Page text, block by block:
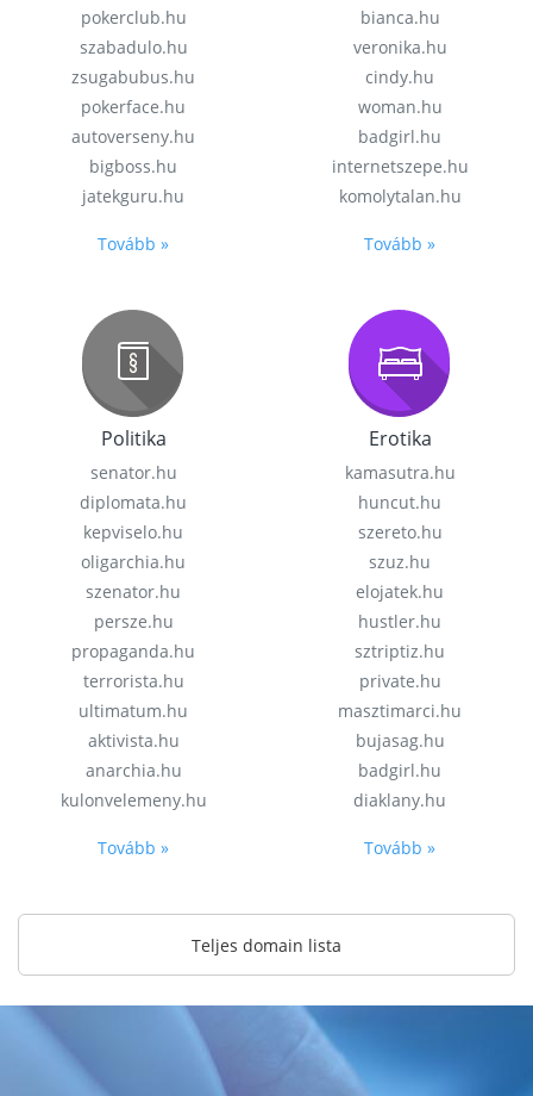
pokerclub.hu
szabadulo.hu
zsugabubus.hu
pokerface.hu
autoverseny.hu
bigboss.hu
jatekguru.hu
Tovább »
bianca.hu
veronika.hu
cindy.hu
woman.hu
badgirl.hu
internetszepe.hu
komolytalan.hu
Tovább »
Politika
senator.hu
diplomata.hu
kepviselo.hu
oligarchia.hu
szenator.hu
persze.hu
propaganda.hu
terrorista.hu
ultimatum.hu
aktivista.hu
anarchia.hu
kulonvelemeny.hu
Tovább »
Erotika
kamasutra.hu
huncut.hu
szereto.hu
szuz.hu
elojatek.hu
hustler.hu
sztriptiz.hu
private.hu
masztimarci.hu
bujasag.hu
badgirl.hu
diaklany.hu
Tovább »
Teljes domain lista